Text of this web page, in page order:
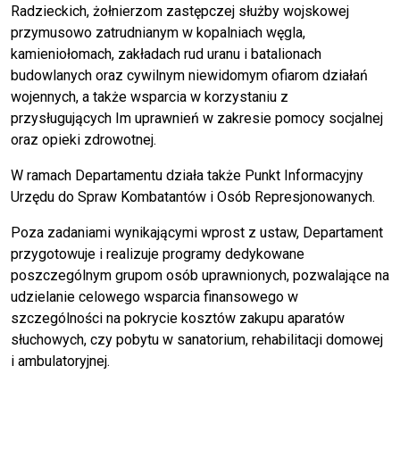
Radzieckich, żołnierzom zastępczej służby wojskowej
przymusowo zatrudnianym w kopalniach węgla,
kamieniołomach, zakładach rud uranu i batalionach
budowlanych oraz cywilnym niewidomym ofiarom działań
wojennych, a także wsparcia w korzystaniu z
przysługujących Im uprawnień w zakresie pomocy socjalnej
oraz opieki zdrowotnej.
W ramach Departamentu działa także Punkt Informacyjny
Urzędu do Spraw Kombatantów i Osób Represjonowanych.
Poza zadaniami wynikającymi wprost z ustaw, Departament
przygotowuje i realizuje programy dedykowane
poszczególnym grupom osób uprawnionych, pozwalające na
udzielanie celowego wsparcia finansowego w
szczególności na pokrycie kosztów zakupu aparatów
słuchowych, czy pobytu w sanatorium, rehabilitacji domowej
i ambulatoryjnej.